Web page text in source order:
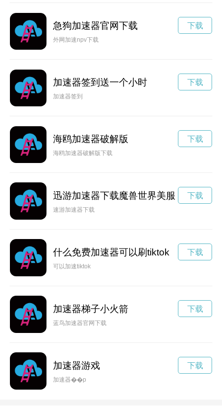
急狗加速器官网下载
外网加速npv下载
下载
加速器签到送一个小时
加速器签到
下载
海鸥加速器破解版
海鸥加速器破解版下载
下载
迅游加速器下载魔兽世界美服
速游加速器下载
下载
什么免费加速器可以刷tiktok
可以加速tiktok
下载
加速器梯子小火箭
蓝鸟加速器官网下载
下载
加速器游戏
加速器��p
下载